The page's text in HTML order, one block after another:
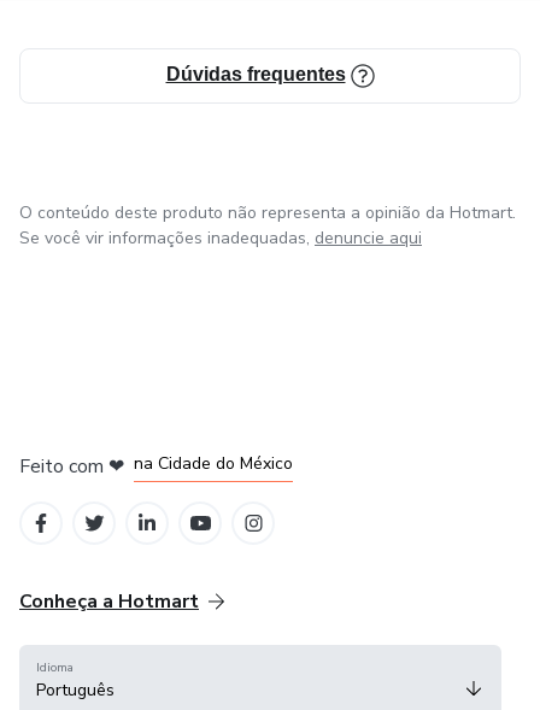
Dúvidas frequentes
O conteúdo deste produto não representa a opinião da Hotmart.
Se você vir informações inadequadas, denuncie aqui
Feito com ❤ na Cidade do México
Conheça a Hotmart
Idioma
Português